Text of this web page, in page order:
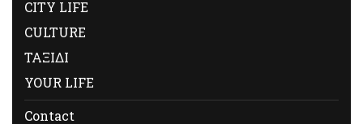
CITY LIFE
CULTURE
ΤΑΞΙΔΙ
YOUR LIFE
Contact